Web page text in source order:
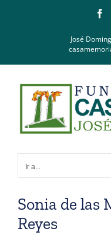
José
Ir a...
Sonia de las
Reyes